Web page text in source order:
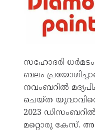
സഹോദരി ധര്‍മടം
ബലം
നവംബറില്‍
ചെയ്ത
2023
മറ്റൊരു കേസ്.